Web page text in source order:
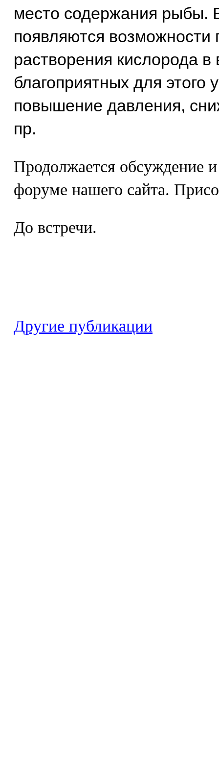
место содержания рыбы.
появляются
растворения кислорода в
благоприятных для этого
повышение давления,
пр.
Продолжается обсуждение
форуме нашего сайта.
До встречи.
Другие публикации